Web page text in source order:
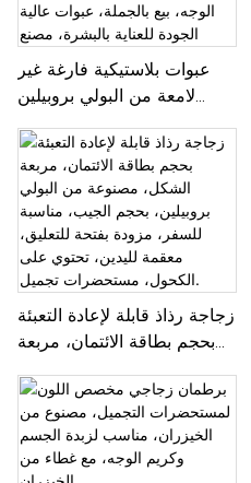
عبوات بلاستيكية فارغة غير
لامعة من البولي بروبيلين
عبوات كريم الوجه، بيع
بالجملة، عبوات عالية الجودة
للعناية بالبشرة، مصنع
زجاجة رذاذ قابلة لإعادة التعبئة
بحجم بطاقة الائتمان، مربعة
بروبيلين، بحجم الجيب، مناسبة
للسفر، مزودة بفتحة للتعليق،
معقمة لليدين، تحتوي على